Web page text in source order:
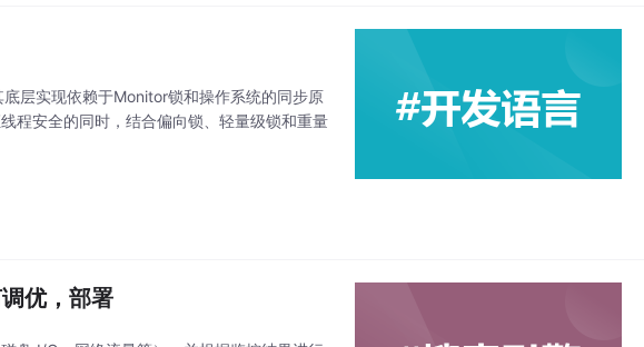
层实现依赖于Monitor锁和操作系统的同步原
程安全的同时，结合偏向锁、轻量级锁和重量
优，部署